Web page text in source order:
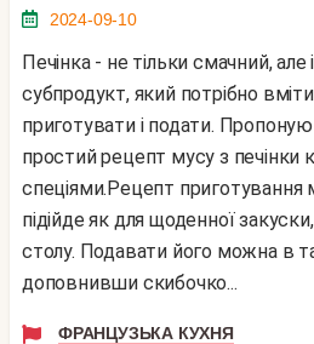
2024-09-10
Печінка - не тільки смачний, але і дуже корисний
субпродукт, який потрібно
приготувати і подати.
простий рецепт мусу з печінки
спеціями.Рецепт приготування
підійде як для щоденної
столу. Подавати його можна в
доповнивши скибочко...
ФРАНЦУЗЬКА КУХНЯ